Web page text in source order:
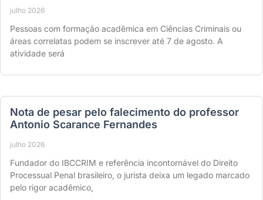
julho 2026
Pessoas com formação acadêmica em Ciências Criminais ou
áreas correlatas podem se inscrever até 7 de agosto. A
atividade será
Nota de pesar pelo falecimento do professor
Antonio Scarance Fernandes
julho 2026
Fundador do IBCCRIM e referência incontornável do Direito
Processual Penal brasileiro, o jurista deixa um legado marcado
pelo rigor acadêmico,